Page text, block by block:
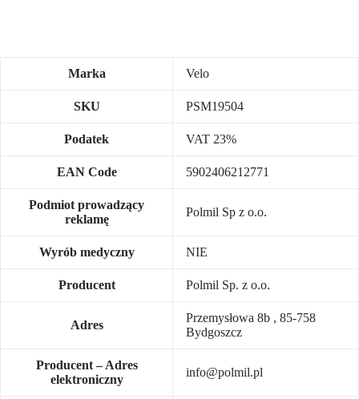
Marka Velo
SKU PSM19504
Podatek VAT 23%
EAN Code 5902406212771
Podmiot prowadzący
reklamę
Polmil Sp z o.o.
Wyrób medyczny NIE
Producent Polmil Sp. z o.o.
Adres
Przemysłowa 8b , 85-758
Bydgoszcz
Producent – Adres
elektroniczny
info@polmil.pl